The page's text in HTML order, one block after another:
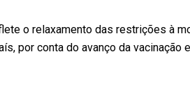
o relaxamento das restrições à
por conta do avanço da vacinação